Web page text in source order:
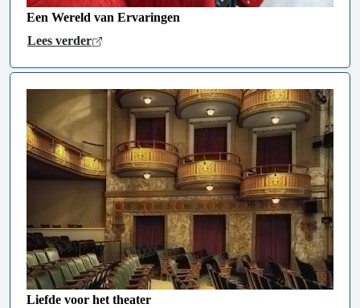
Een Wereld van Ervaringen
Lees verder
Liefde voor het theater